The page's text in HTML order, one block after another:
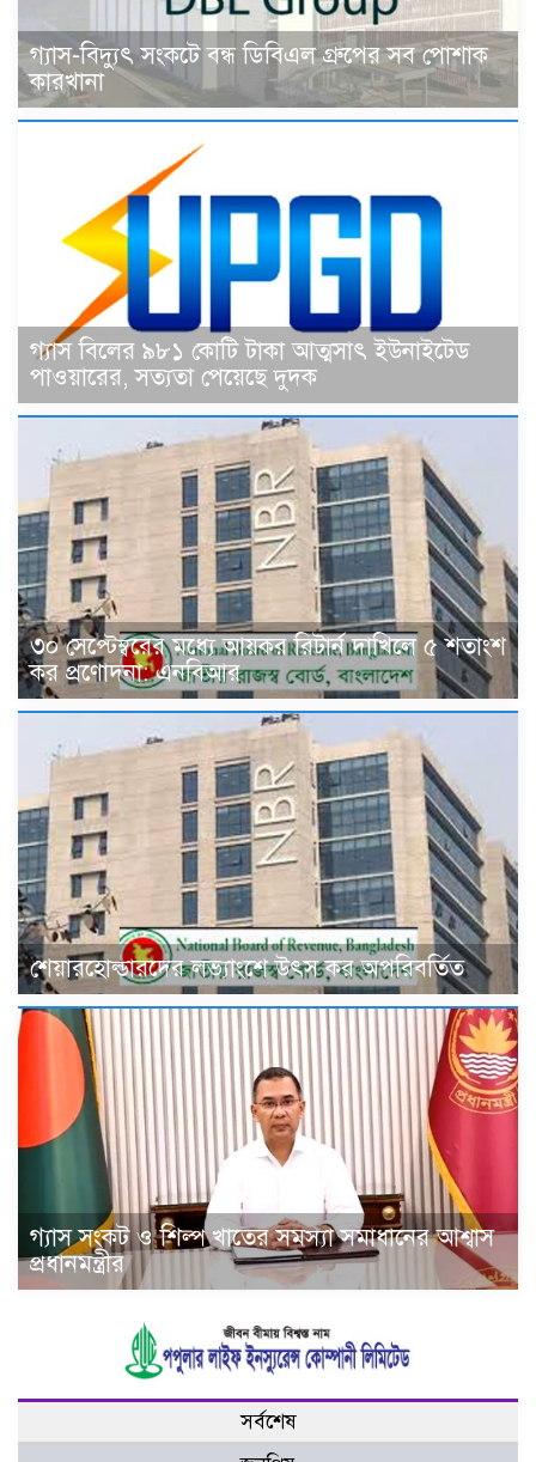
গ্যাস-বিদ্যুৎ সংকটে বন্ধ ডিবিএল গ্রুপের সব পোশাক
কারখানা
গ্যাস বিলের ৯৮১ কোটি টাকা আত্মসাৎ ইউনাইটেড
পাওয়ারের, সত্যতা পেয়েছে দুদক
৩০ সেপ্টেম্বরের মধ্যে আয়কর রিটার্ন দাখিলে ৫ শতাংশ
কর প্রণোদনা: এনবিআর
শেয়ারহোল্ডারদের লভ্যাংশে উৎস কর অপরিবর্তিত
গ্যাস সংকট ও শিল্প খাতের সমস্যা সমাধানের আশ্বাস
প্রধানমন্ত্রীর
সর্বশেষ